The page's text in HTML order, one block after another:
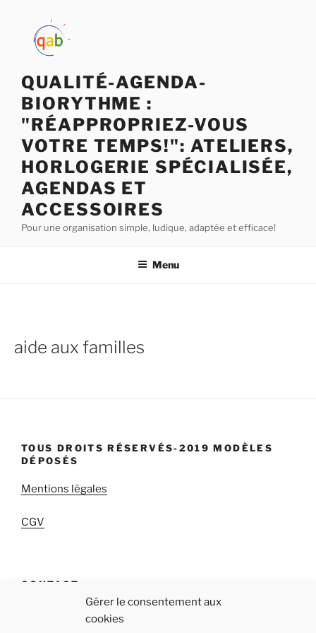
Gérer le consentement aux
cookies
QUALITÉ-AGENDA-
BIORYTHME :
"RÉAPPROPRIEZ-VOUS
VOTRE TEMPS!": ATELIERS,
HORLOGERIE SPÉCIALISÉE,
AGENDAS ET
ACCESSOIRES
Pour une organisation simple, ludique, adaptée et efficace!
Menu
aide aux familles
TOUS DROITS RÉSERVÉS-2019 MODÈLES
DÉPOSÉS
Mentions légales
CGV
CONTACT
qab « Réappropriez-vous votre temps! »